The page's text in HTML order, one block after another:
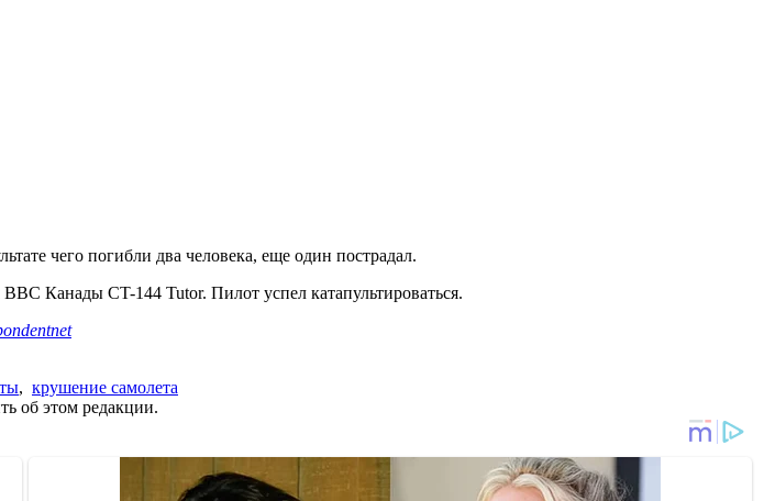
чего погибли два человека, еще один пострадал.
Канады CT-144 Tutor. Пилот успел катапультироваться.
, крушение самолета
об этом редакции.